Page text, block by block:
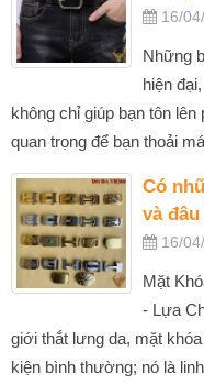
16/
Những
hiện
không chỉ giúp bạn tôn
quan trọng để bạn thoải
Có
và
16/
Mặt
- Lựa
giới thắt lưng da, mặt
kiện bình thường; nó là